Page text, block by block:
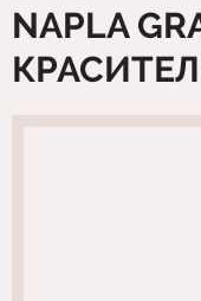
NAPLA